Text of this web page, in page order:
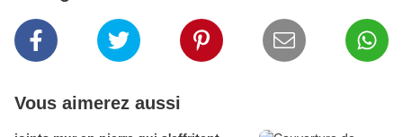
Vous aimerez aussi